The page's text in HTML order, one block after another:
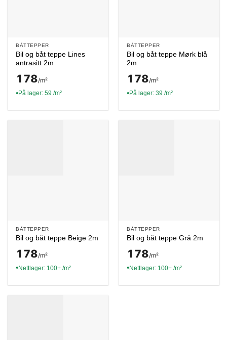
BÅTTEPPER
Bil og båt teppe Lines
antrasitt 2m
178/m²
● På lager: 59 /m²
BÅTTEPPER
Bil og båt teppe Mørk blå
2m
178/m²
● På lager: 39 /m²
BÅTTEPPER
Bil og båt teppe Beige 2m
178/m²
● Nettlager: 100+ /m²
BÅTTEPPER
Bil og båt teppe Grå 2m
178/m²
● Nettlager: 100+ /m²